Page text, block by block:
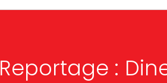
Reportage :